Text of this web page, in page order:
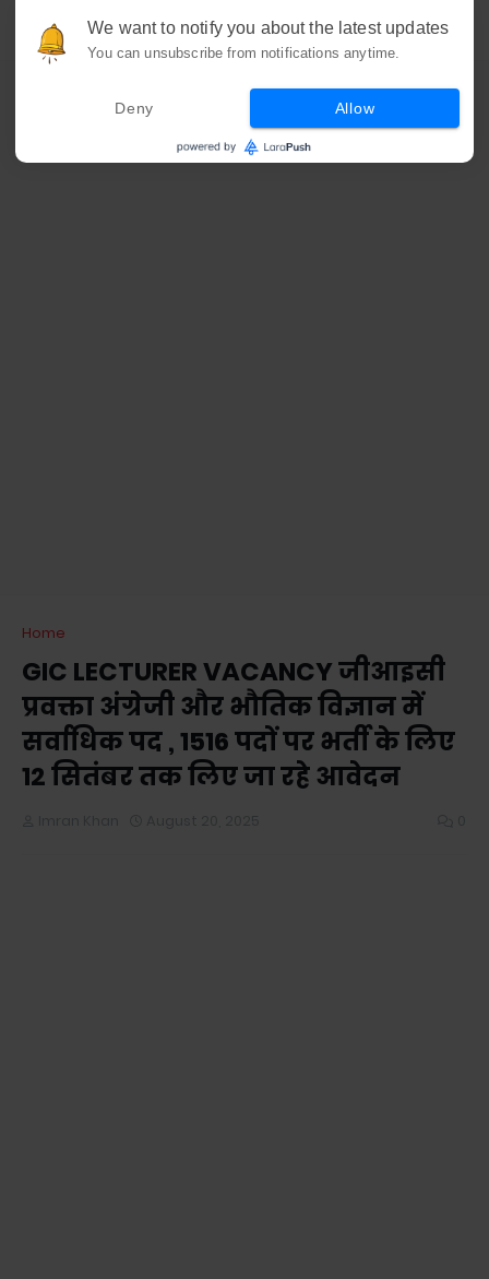
Home
GIC LECTURER VACANCY जीआइसी
प्रवक्ता अंग्रेजी और भौतिक विज्ञान में
सर्वाधिक पद , 1516 पदों पर भर्ती के लिए
12 सितंबर तक लिए जा रहे आवेदन
We want to notify you about the latest updates
You can unsubscribe from notifications anytime.
Deny Allow